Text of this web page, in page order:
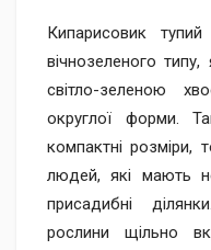
Кипарисовик
вічнозеленого
світло-зеленою
округлої форми.
компактні розміри,
людей, які мають
присадибні
рослини щільно